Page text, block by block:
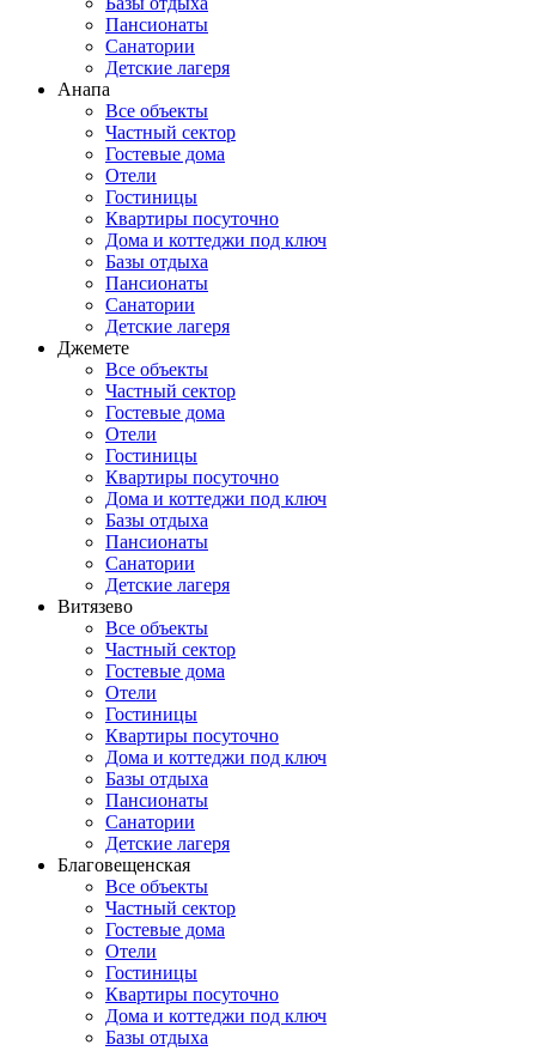
Пансионаты
Санатории
Детские лагеря
Анапа
Все объекты
Частный сектор
Гостевые дома
Отели
Гостиницы
Квартиры посуточно
Дома и коттеджи под ключ
Базы отдыха
Пансионаты
Санатории
Детские лагеря
Джемете
Все объекты
Частный сектор
Гостевые дома
Отели
Гостиницы
Квартиры посуточно
Дома и коттеджи под ключ
Базы отдыха
Пансионаты
Санатории
Детские лагеря
Витязево
Все объекты
Частный сектор
Гостевые дома
Отели
Гостиницы
Квартиры посуточно
Дома и коттеджи под ключ
Базы отдыха
Пансионаты
Санатории
Детские лагеря
Благовещенская
Все объекты
Частный сектор
Гостевые дома
Отели
Гостиницы
Квартиры посуточно
Дома и коттеджи под ключ
Базы отдыха